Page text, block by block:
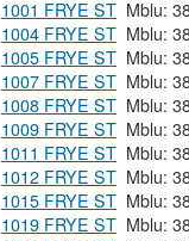
1001 FRYE ST
1004 FRYE ST
1005 FRYE ST
1007 FRYE ST
1008 FRYE ST
1009 FRYE ST
1011 FRYE ST
1012 FRYE ST
1015 FRYE ST
1019 FRYE ST